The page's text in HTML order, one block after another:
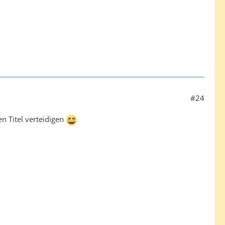
#24
Titel verteidigen